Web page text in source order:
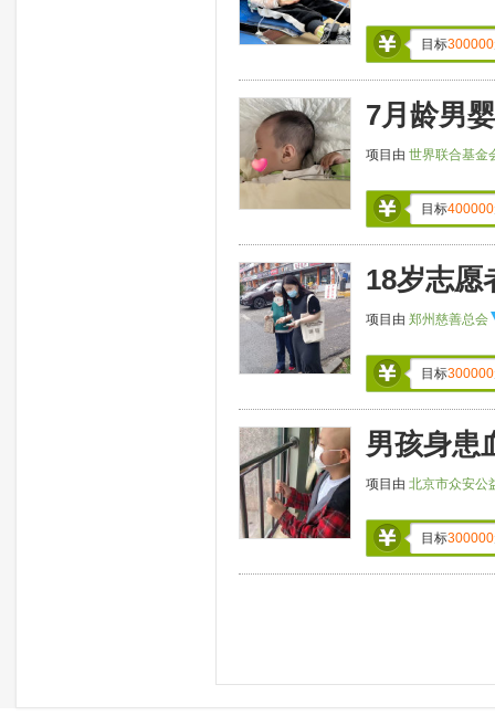
目标300000
7月龄男
项目由 世界联合基金
目标400000
18岁志愿
项目由 郑州慈善总会
目标300000
男孩身患
项目由 北京市众安公
目标300000